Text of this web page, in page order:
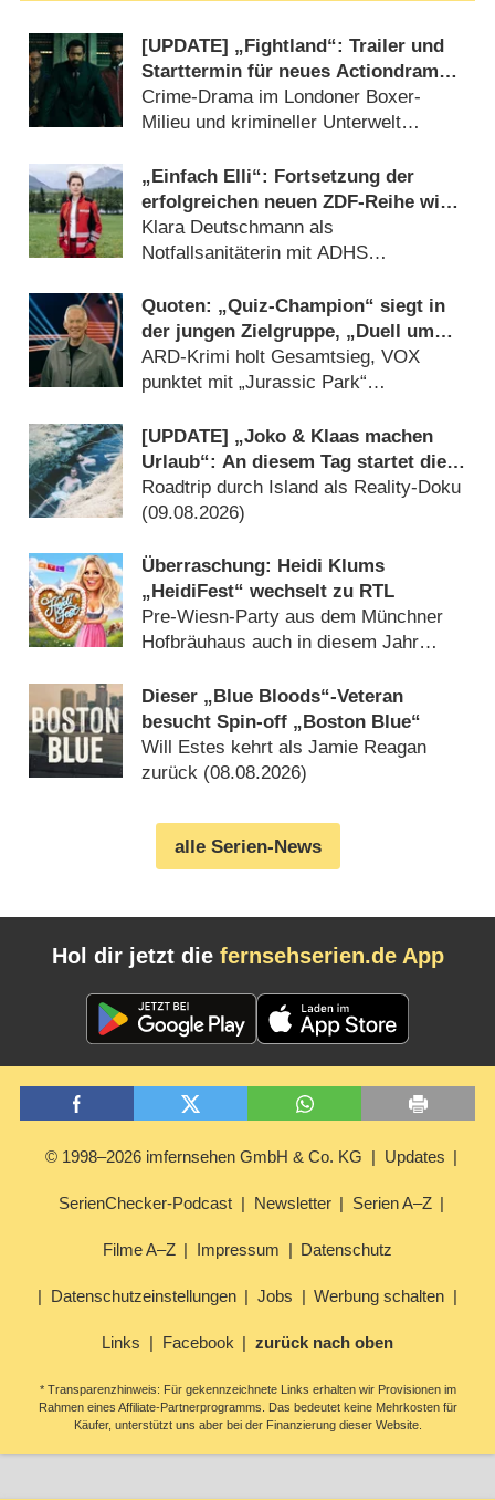
[UPDATE] „Fightland“: Trailer und
Starttermin für neues Actiondrama
von Curtis „50 Cent“ Jackson
Crime-Drama im Londoner Boxer-
Milieu und krimineller Unterwelt
„Einfach Elli“: Fortsetzung der
erfolgreichen neuen ZDF-Reihe wird
gedreht
Klara Deutschmann als
Notfallsanitäterin mit ADHS
Quoten: „Quiz-Champion“ siegt in
der jungen Zielgruppe, „Duell um
die Welt“-Best-of geht völlig unter
ARD-Krimi holt Gesamtsieg, VOX
punktet mit „Jurassic Park“
[UPDATE] „Joko & Klaas machen
Urlaub“: An diesem Tag startet die
neue Sendung des Entertainer-Duos
Roadtrip durch Island als Reality-Doku
(09.08.2026)
Überraschung: Heidi Klums
„HeidiFest“ wechselt zu RTL
Pre-Wiesn-Party aus dem Münchner
Hofbräuhaus auch in diesem Jahr
Dieser „Blue Bloods“-Veteran
besucht Spin-off „Boston Blue“
Will Estes kehrt als Jamie Reagan
zurück (08.08.2026)
alle Serien-News
Hol dir jetzt die fernsehserien.de App
© 1998–2026 imfernsehen GmbH & Co. KG Updates
SerienChecker-Podcast Newsletter Serien A–Z
Filme A–Z Impressum Datenschutz
Datenschutzeinstellungen Jobs Werbung schalten
Links Facebook zurück nach oben
* Transparenzhinweis: Für gekennzeichnete Links erhalten wir Provisionen im
Rahmen eines Affiliate-Partnerprogramms. Das bedeutet keine Mehrkosten für
Käufer, unterstützt uns aber bei der Finanzierung dieser Website.